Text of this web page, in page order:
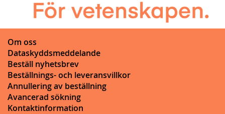
Om oss
Dataskyddsmeddelande
Beställ nyhetsbrev
Beställnings- och leveransvillkor
Annullering av beställning
Avancerad sökning
Kontaktinformation